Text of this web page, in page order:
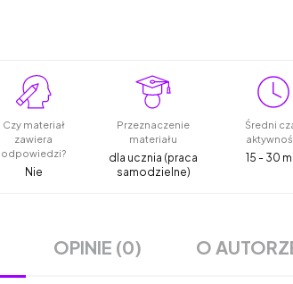
Czy materiał
zawiera
odpowiedzi?
Nie
Przeznaczenie
materiału
dla ucznia (praca
samodzielne)
Średni
15 - 30
OPINIE (0) O